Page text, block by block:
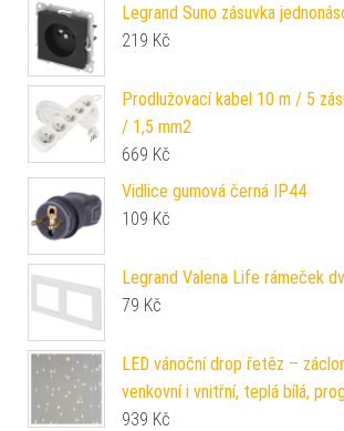
Legrand Suno zásuvka
219 Kč
Prodlužovací kabel 10 m / 5
/ 1,5 mm2
669 Kč
Vidlice gumová černá IP44
109 Kč
Legrand Valena Life rámeček
79 Kč
LED vánoční drop řetěz –
venkovní i vnitřní, teplá bílá,
939 Kč